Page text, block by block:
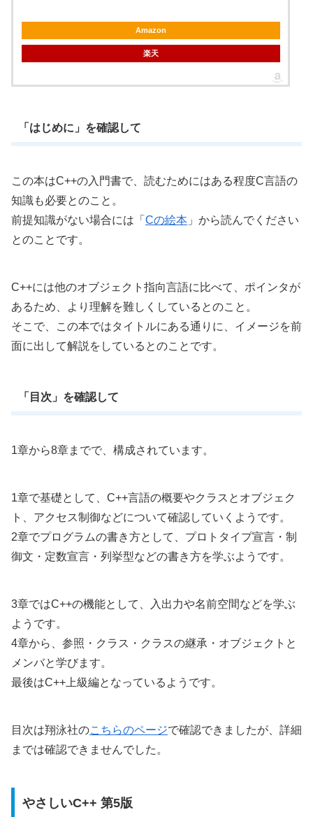
Amazon
楽天
「はじめに」を確認して
この本はC++の入門書で、読むためにはある程度C言語の
知識も必要とのこと。
前提知識がない場合には「 Cの絵本 」から読んでください
とのことです。
C++には他のオブジェクト指向言語に比べて、ポインタが
あるため、より理解を難しくしているとのこと。
そこで、この本ではタイトルにある通りに、イメージを前
面に出して解説をしているとのことです。
「目次」を確認して
1章から8章までで、構成されています。
1章で基礎として、C++言語の概要やクラスとオブジェク
ト、アクセス制御などについて確認していくようです。
2章でプログラムの書き方として、プロトタイプ宣言・制
御文・定数宣言・列挙型などの書き方を学ぶようです。
3章ではC++の機能として、入出力や名前空間などを学ぶ
ようです。
4章から、参照・クラス・クラスの継承・オブジェクトと
メンバと学びます。
最後はC++上級編となっているようです。
目次は翔泳社のこちらのページで確認できましたが、詳細
までは確認できませんでした。
やさしいC++ 第5版